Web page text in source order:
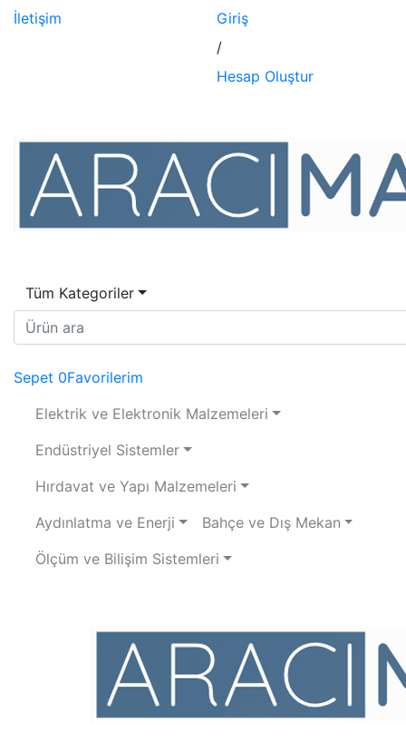
İletişim
Giriş
/
Hesap Oluştur
Tüm Kategoriler
Sepet 0Favorilerim
Elektrik ve Elektronik Malzemeleri
Endüstriyel Sistemler
Hırdavat ve Yapı Malzemeleri
Aydınlatma ve Enerji
Bahçe ve Dış Mekan
Ölçüm ve Bilişim Sistemleri